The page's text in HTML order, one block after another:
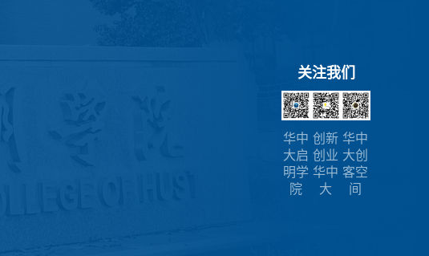
关注我们
华中
大启
明学
院
创新
创业
华中
大
华中
大创
客空
间